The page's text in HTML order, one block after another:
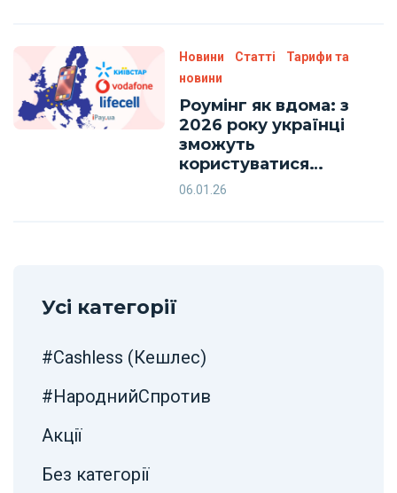
Новини Статті
Тарифи та
новини
Роумінг як вдома: з
2026 року українці
зможуть
користуватися
зв’язком у ЄС без
06.01.26
Усі категорії
#Cashless (Кешлес)
#НароднийСпротив
Акції
Без категорії